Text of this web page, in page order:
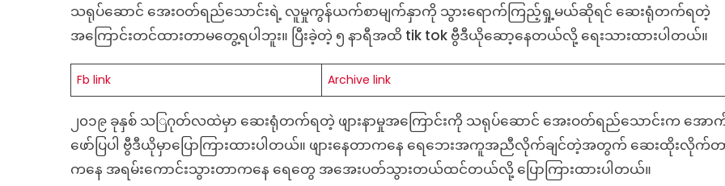
သရုပ်ဆောင် အေးဝတ်ရည်သောင်းရဲ့ လူမှုကွန်ယက်စာမျက်နှာကို သွားရောက်ကြည့်ရှု့မယ်ဆိုရင် ဆေးရုံတက်ရတဲ့
အကြောင်းတင်ထားတာမတွေ့ရပါဘူး။ ပြီးခဲ့တဲ့ ၅ နာရီအထိ tik tok ဗွီဒီယိုဆော့နေတယ်လို့ ရေးသားထားပါတယ်။
Fb link Archive link
၂၀၁၉ ခုနှစ် သ◌ြဂုတ်လထဲမှာ ဆေးရုံတက်ရတဲ့ ဖျားနာမှုအကြောင်းကို သရုပ်ဆောင် အေးဝတ်ရည်သောင်းက အော
ဖော်ပြပါ ဗွီဒီယိုမှာပြောကြားထားပါတယ်။ ဖျားနေတာကနေ ရေဘေးအကူအညီလိုက်ချင်တဲ့အတွက် ဆေးထိုးလိုက်
ကနေ အရမ်းကောင်းသွားတာကနေ ရေတွေ အအေးပတ်သွားတယ်ထင်တယ်လို့ ပြောကြားထားပါတယ်။